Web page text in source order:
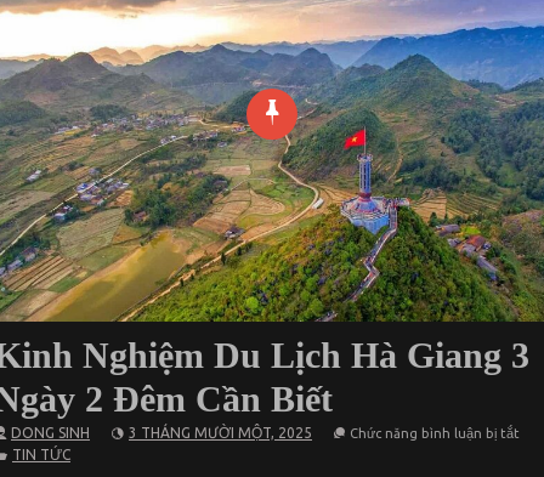
Nghiệm Du Lịch Hà Giang 3
2 Đêm Cần Biết
DONG SINH 3 THÁNG MƯỜI MỘT, 2025 Chức năng bình luận bị tắt
TIN TỨC